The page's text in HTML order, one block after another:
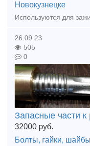
Новокузнецке
26.09.23
505
0
Запасные части
32000 руб.
Болты, гайки, шайбы